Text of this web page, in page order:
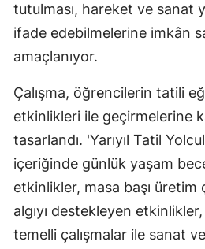
tutulması, hareket ve sanat
ifade edebilmelerine imkân
amaçlanıyor.
Çalışma, öğrencilerin tatili
etkinlikleri ile geçirmelerine
tasarlandı. 'Yarıyıl Tatil
içeriğinde günlük yaşam
etkinlikler, masa başı üretim
algıyı destekleyen
temelli çalışmalar ile sanat